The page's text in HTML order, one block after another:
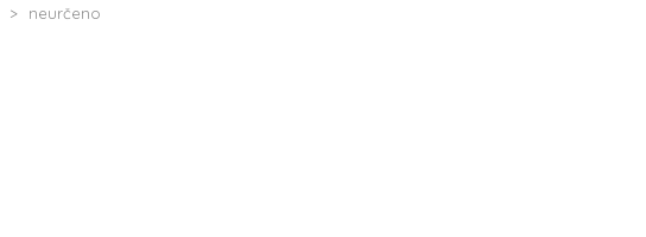
neurčeno